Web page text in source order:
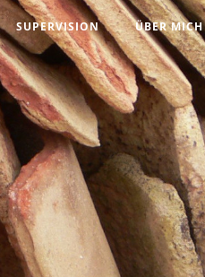
SUPERVISION ÜBER MICH